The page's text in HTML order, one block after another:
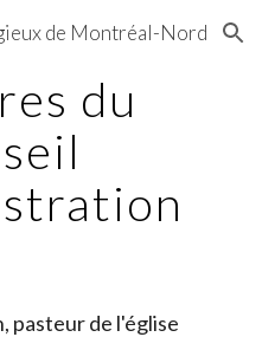
Skip to navigation
de Montréal-Nord
du
pasteur de l'église